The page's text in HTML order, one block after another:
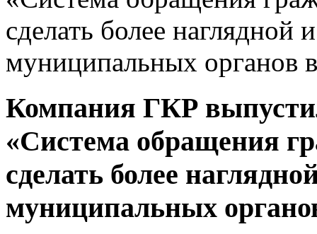
Компания ГКР
«Система обращения
сделать более
муниципальных